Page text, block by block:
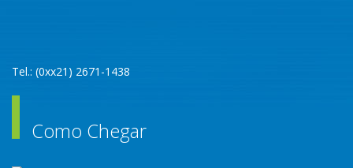
Tel.: (0xx21) 2671-1438
Como Chegar